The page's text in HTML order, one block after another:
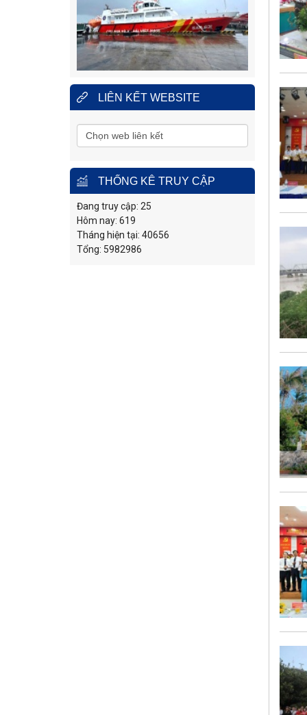
nạn hàng hải khu vực IV
Địa
chỉ
Số 65, đường Nguyễn Văn
Linh, phường Nam Nha
Trang, tỉnh Khánh Hòa.
Điện
thoại:
0258.3880.373(24/24h)
0258.3880.517
LIÊN KẾT WEBSITE
THỐNG KÊ TRUY CẬP
Đang truy cập: 25
Hôm nay: 619
Tháng hiện tại: 40656
Tổng: 5982986